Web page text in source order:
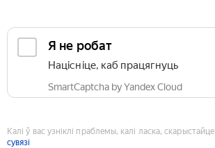
Я не робат
Націсніце, каб працягнуць
SmartCaptcha by Yandex Cloud
Калі ў вас узніклі праблемы, калі ласка, скарыстайце
сувязі